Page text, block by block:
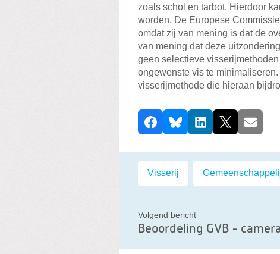
zoals schol en tarbot. Hierdoor
worden. De Europese
omdat zij van mening is dat de
van mening dat deze
geen selectieve
ongewenste vis te
visserijmethode die hieraan
D
e
e
l
t
b
e
FacebookBlueskyLinkedIn
X E-mail
Labels:
Visserij
Volgend bericht
Beoordeling GVB -